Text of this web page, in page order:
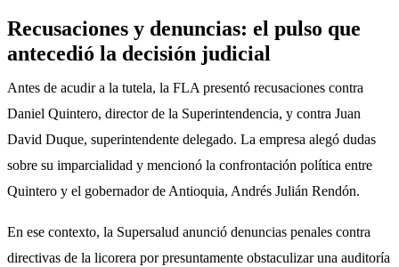
Recusaciones y denuncias: el pulso que
antecedió la decisión judicial
Antes de acudir a la tutela, la FLA presentó recusaciones contra
Daniel Quintero, director de la Superintendencia, y contra Juan
David Duque, superintendente delegado. La empresa alegó dudas
sobre su imparcialidad y mencionó la confrontación política entre
Quintero y el gobernador de Antioquia, Andrés Julián Rendón.
En ese contexto, la Supersalud anunció denuncias penales contra
directivas de la licorera por presuntamente obstaculizar una auditoría